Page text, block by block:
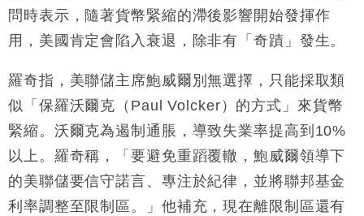
及消費表現
16:47
損失近6900萬元
16:05
財經｜日經失守6.5萬點後回穩 全周仍升近2%
15:47
財經｜恒隆10月換帥 玩具「反」斗城亞洲CEO蔡德
粦接任
15:11
財經｜韓股反覆波動收跌 連挫7周創逾3年最長跌勢
問時表示，隨著貨幣緊縮的滯後影響開始發揮作
用，美國肯定會陷入衰退，除非有「奇蹟」發生。
羅奇指，美聯儲主席鮑威爾別無選擇，只能採取類
似「保羅沃爾克（Paul Volcker）的方式」來貨幣
緊縮。沃爾克為遏制通脹，導致失業率提高到10%
以上。羅奇稱，「要避免重蹈覆轍，鮑威爾領導下
的美聯儲要信守諾言、專注於紀律，並將聯邦基金
利率調整至限制區。」他補充，現在離限制區還有